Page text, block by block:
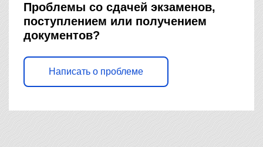
Проблемы со сдачей экзаменов,
поступлением или получением
документов?
Написать о проблеме